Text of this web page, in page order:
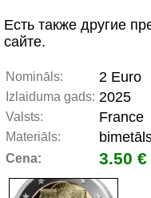
Есть также другие
сайте.
Nomināls: 2 Euro
Izlaiduma gads: 2025
Valsts: France
Materiāls:
Cena: 3.50 €